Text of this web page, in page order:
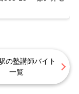
の塾講師バイト
一覧